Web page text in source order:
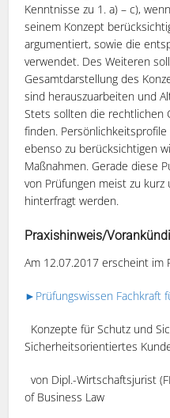
Kenntnisse zu 1. a) – c),
seinem Konzept
argumentiert, sowie die
verwendet. Des Weiteren
Gesamtdarstellung des
sind herauszuarbeiten und
Stets sollten die rechtlichen
finden.
ebenso zu berücksichtigen
Maßnahmen. Gerade diese
von Prüfungen meist zu
hinterfragt werden.
Praxishinweis/
Am 12.07.2017 erscheint im
► Prüfungswissen Fachkraft
Konzepte für Schutz und
Sicherheitsorientiertes
von Dipl.-Wirtschaftsjurist
of Business Law